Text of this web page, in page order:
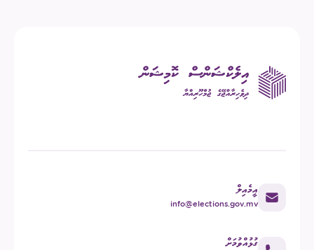
އީމެއިލް
info@elections.gov.mv
ގުޅުއްވުމަށް